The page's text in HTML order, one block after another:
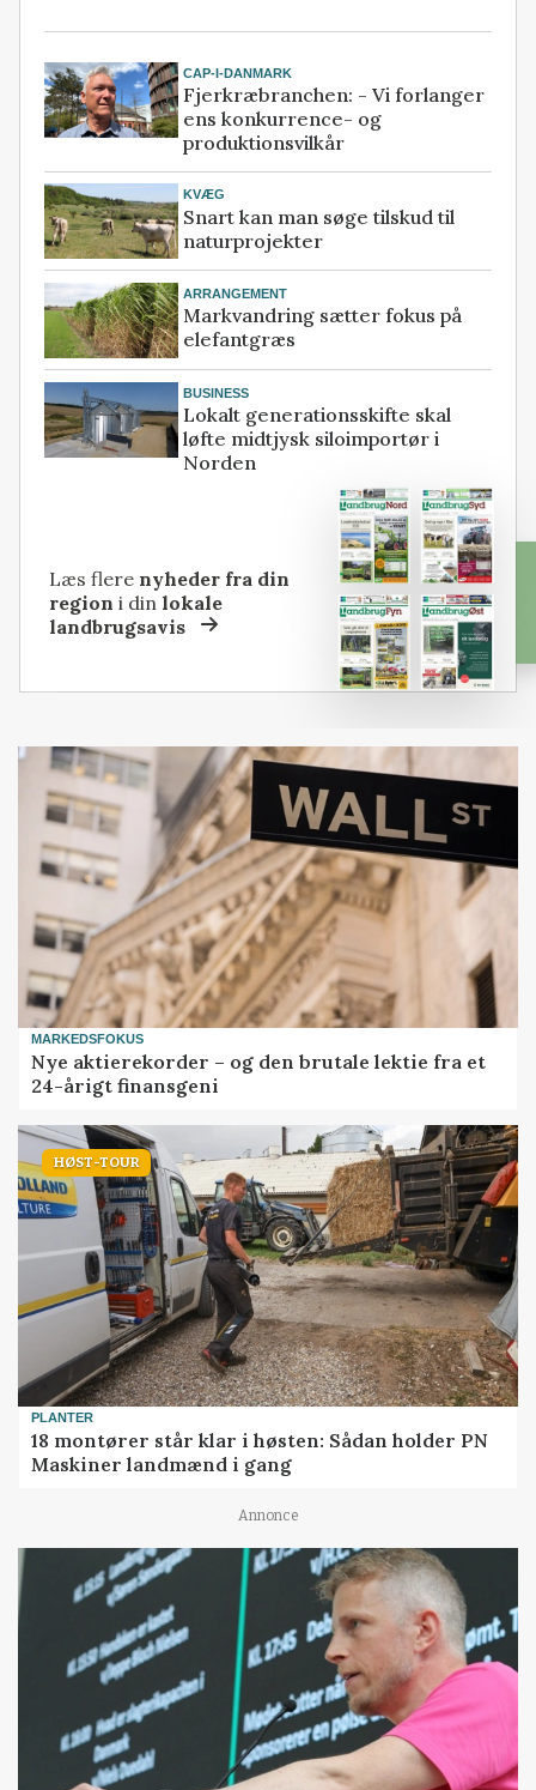
CAP-I-DANMARK
Fjerkræbranchen: - Vi forlanger
ens konkurrence- og
produktionsvilkår
KVÆG
Snart kan man søge tilskud til
naturprojekter
ARRANGEMENT
Markvandring sætter fokus på
elefantgræs
BUSINESS
Lokalt generationsskifte skal
løfte midtjysk siloimportør i
Norden
Læs flere nyheder fra din
region i dinlokale
landbrugsavis
MARKEDSFOKUS
Nye aktierekorder – og den brutale lektie fra et
24-årigt finansgeni
HØST-TOUR
PLANTER
18 montører står klar i høsten: Sådan holder PN
Maskiner landmænd i gang
Annonce